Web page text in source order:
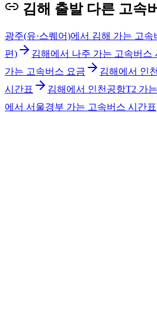
김해 출발 다른 고속
광주(유·스퀘어)에서 김해 가는 고
편)
김해에서 나주 가는 고속버스
가는 고속버스 요금
김해에서 인
시간표
김해에서 인천공항T2 가
에서 서울경부 가는 고속버스 시간표